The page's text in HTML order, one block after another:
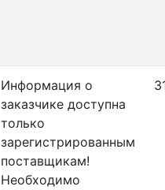
Информация о
заказчике доступна
только
зарегистрированным
поставщикам!
Необходимо